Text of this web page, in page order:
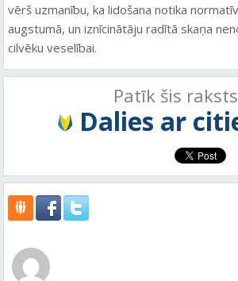
vērš uzmanību, ka lidošana notika
augstumā, un iznīcinātāju radītā skaņa
cilvēku veselībai.
Patīk šis
Dalies ar